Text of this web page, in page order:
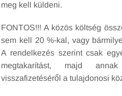
meg kell küldeni.
FONTOS!!! A közös költség
sem kell 20 %-kal, vagy
A rendelkezés szerint csak
megtakarítást, majd
visszafizetéséről a tulajdonosi